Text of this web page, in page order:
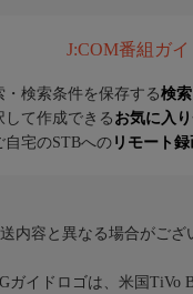
J:COM番組ガ
・検索条件を保存する検
て作成できる お気に入
宅のSTBへのリモート
内容と異なる場合がござ
ガイドロゴは、米国TiVo